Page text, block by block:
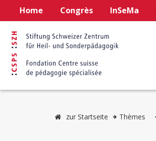
Home Congrès InSeMa
zur Startseite Thèmes